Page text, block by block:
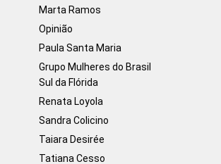
Marta Ramos
Opinião
Paula Santa Maria
Grupo Mulheres do Brasil
Sul da Flórida
Renata Loyola
Sandra Colicino
Taiara Desirée
Tatiana Cesso